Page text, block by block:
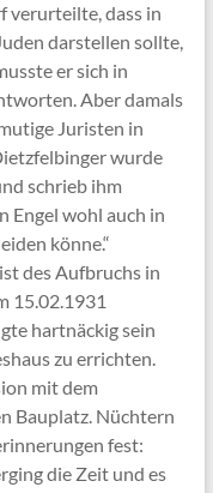
verurteilte, dass in
darstellen sollte,
er sich in
Aber damals
Juristen in
wurde
schrieb ihm
Engel wohl auch in
könne.“
des Aufbruchs in
15.02.1931
hartnäckig sein
zu errichten.
mit dem
Bauplatz. Nüchtern
fest:
die Zeit und es